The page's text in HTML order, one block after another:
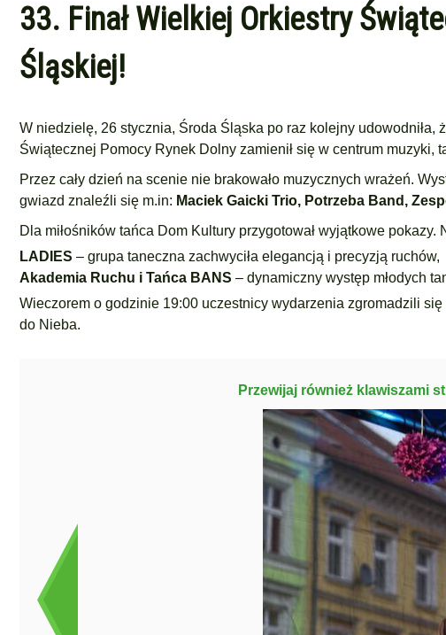
33. Finał Wielkiej Orkiestry
Śląskiej!
W niedzielę, 26 stycznia, Środa Śląska po raz kolejny udowodniła,
Świątecznej Pomocy Rynek Dolny zamienił się w centrum muzyki,
Przez cały dzień na scenie nie brakowało muzycznych wrażeń.
gwiazd znaleźli się m.in: Maciek Gaicki Trio, Potrzeba Band,
Dla miłośników tańca Dom Kultury przygotował wyjątkowe pokazy.
LADIES – grupa taneczna zachwyciła elegancją i precyzją ruchów,
Akademia Ruchu i Tańca BANS – dynamiczny występ młodych
Wieczorem o godzinie 19:00 uczestnicy wydarzenia zgromadzili
do Nieba.
Przewijaj również klawiszami